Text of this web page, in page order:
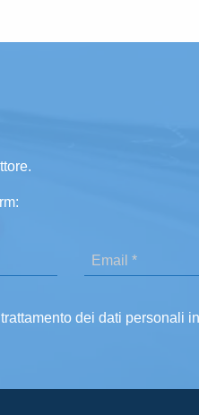
dei dati personali